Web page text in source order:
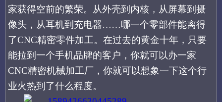
家获得空前的繁荣。从外壳到内核，从屏幕到摄
像头，从耳机到充电器……哪一个零部件能离得
了CNC精密零件加工。在过去的黄金十年，只要
能拉到一个手机品牌的客户，你就可以办一家
CNC精密机械加工厂，你就可以想象一下这个行
业火热到了什么程度。